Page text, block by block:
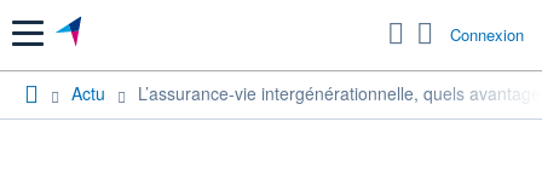
Menu Connexion
Actu L’assurance-vie intergénérationnelle, quels